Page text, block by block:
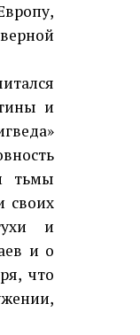
и
тьмы
своих
и
и о
что